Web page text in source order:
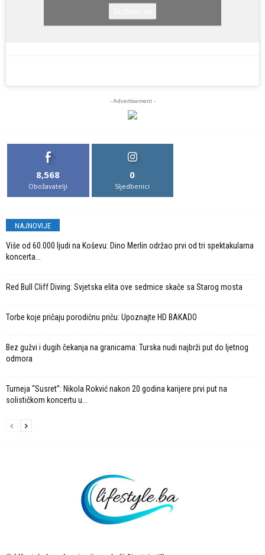
- Advertisement -
8,568
Obožavatelji
0
Sljedbenici
NAJNOVIJE
Više od 60.000 ljudi na Koševu: Dino Merlin održao prvi od tri spektakularna
koncerta...
Red Bull Cliff Diving: Svjetska elita ove sedmice skače sa Starog mosta
Torbe koje pričaju porodičnu priču: Upoznajte HD BAKADO
Bez gužvi i dugih čekanja na granicama: Turska nudi najbrži put do ljetnog
odmora
Turneja “Susret”: Nikola Rokvić nakon 20 godina karijere prvi put na
solističkom koncertu u...